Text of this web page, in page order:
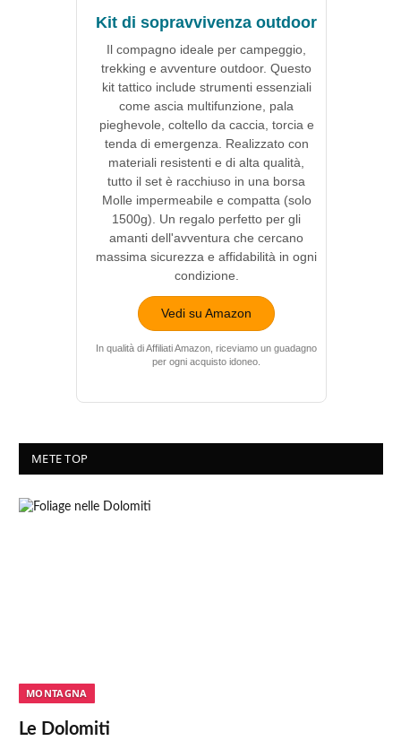
Kit di sopravvivenza outdoor
Il compagno ideale per campeggio,
trekking e avventure outdoor. Questo
kit tattico include strumenti essenziali
come ascia multifunzione, pala
pieghevole, coltello da caccia, torcia e
tenda di emergenza. Realizzato con
materiali resistenti e di alta qualità,
tutto il set è racchiuso in una borsa
Molle impermeabile e compatta (solo
1500g). Un regalo perfetto per gli
amanti dell'avventura che cercano
massima sicurezza e affidabilità in ogni
condizione.
Vedi su Amazon
In qualità di Affiliati Amazon, riceviamo un guadagno
per ogni acquisto idoneo.
METE TOP
MONTAGNA
Le Dolomiti